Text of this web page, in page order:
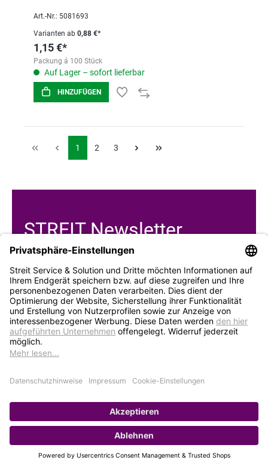
Art.-Nr.: 5081693
Varianten ab 0,88 €*
1,15 €*
Packung á 100 Stück
Auf Lager – sofort lieferbar
HINZUFÜGEN
1 2 3
STREIT Newsletter
Neue Produkte, Blogbeiträge, Eventeinladungen und
vieles mehr
Bleiben Sie auf dem Laufenden und abonnieren Sie
gerne unseren Newsletter:
Service